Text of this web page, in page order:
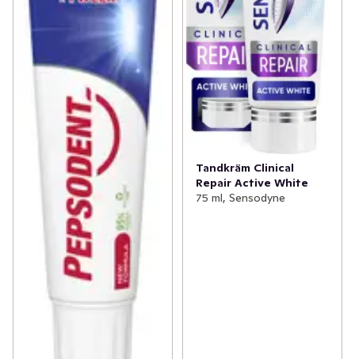
Tandkräm Clinical
Repair Active White
75 ml, Sensodyne